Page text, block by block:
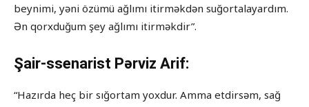
beynimi, yəni özümü ağlımı itirməkdən suğortalayardım.
Ən qorxduğum şey ağlımı itirməkdir”.
Şair-ssenarist Pərviz Arif:
“Hazırda heç bir sığortam yoxdur. Amma etdirsəm, sağ